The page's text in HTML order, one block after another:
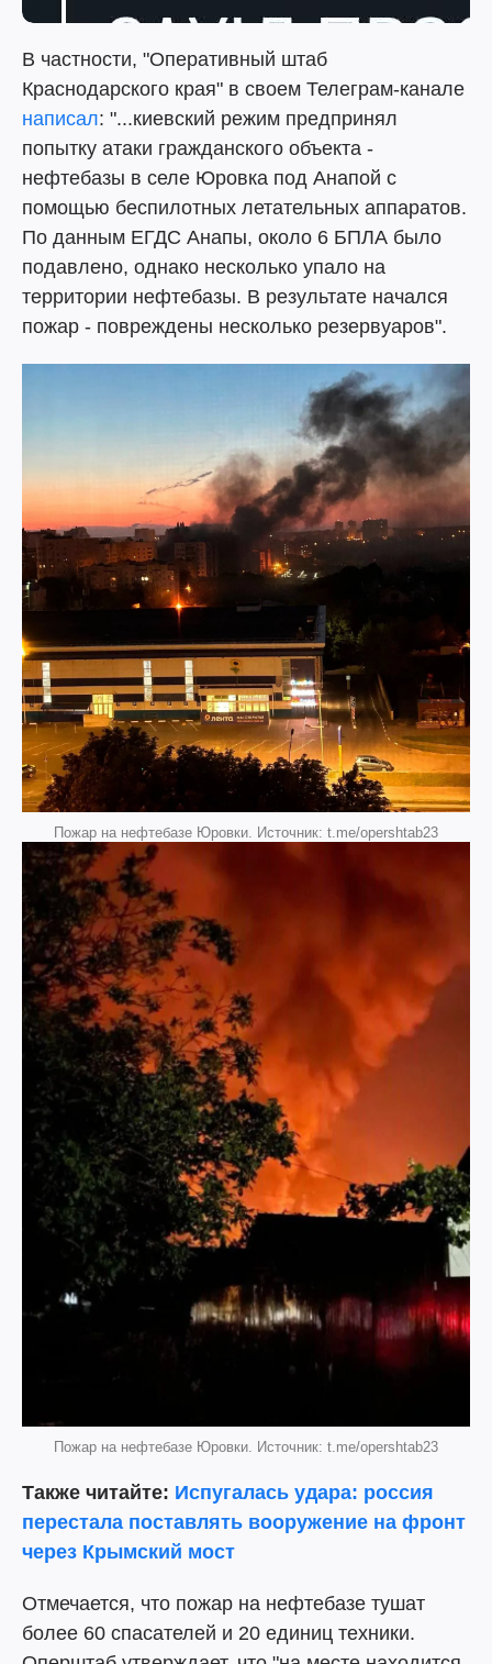
В частности, "Оперативный штаб
Краснодарского края" в своем Телеграм-канале
написал: "...киевский режим предпринял
попытку атаки гражданского объекта -
нефтебазы в селе Юровка под Анапой с
помощью беспилотных летательных аппаратов.
По данным ЕГДС Анапы, около 6 БПЛА было
подавлено, однако несколько упало на
территории нефтебазы. В результате начался
пожар - повреждены несколько резервуаров".
Пожар на нефтебазе Юровки. Источник: t.me/opershtab23
Пожар на нефтебазе Юровки. Источник: t.me/opershtab23
Также читайте: Испугалась удара: россия
перестала поставлять вооружение на фронт
через Крымский мост
Отмечается, что пожар на нефтебазе тушат
более 60 спасателей и 20 единиц техники.